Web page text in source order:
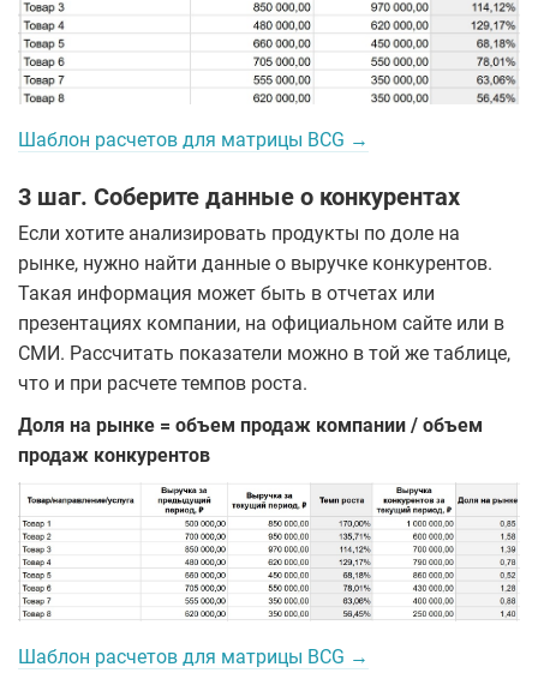
Шаблон расчетов для матрицы BCG →
3 шаг. Соберите данные о конкурентах
Если хотите анализировать продукты по доле на
рынке, нужно найти данные о выручке конкурентов.
Такая информация может быть в отчетах или
презентациях компании, на официальном сайте или в
СМИ. Рассчитать показатели можно в той же таблице,
что и при расчете темпов роста.
Доля на рынке = объем продаж компании / объем
продаж конкурентов
Шаблон расчетов для матрицы BCG →